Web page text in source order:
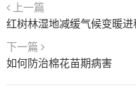
上一篇
红树林湿地减缓气候变暖进
下一篇
如何防治棉花苗期病害